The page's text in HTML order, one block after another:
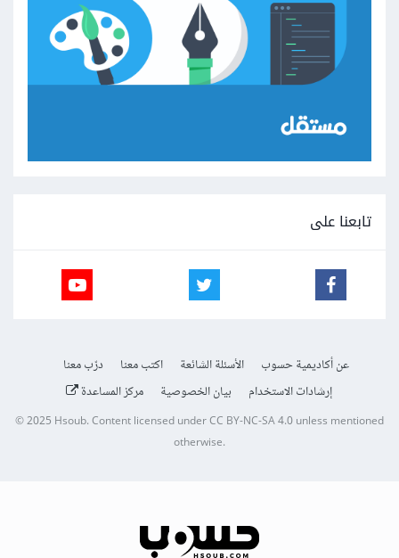
تابعنا على
عن أكاديمية حسوب الأسئلة الشائعة اكتب معنا
درّب معنا
إرشادات الاستخدام
بيان الخصوصية مركز المساعدة
© 2025Hsoub.Content licensed underCC BY-NC-SA 4.0unless mentioned
otherwise.